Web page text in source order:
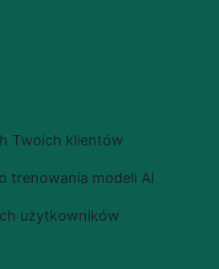
Twoich klientów
trenowania modeli AI
użytkowników